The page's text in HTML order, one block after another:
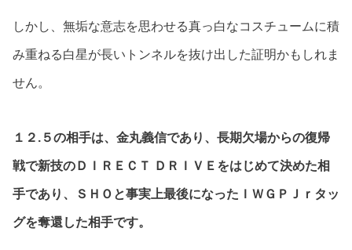
しかし、無垢な意志を思わせる真っ白なコスチュームに積
み重ねる白星が長いトンネルを抜け出した証明かもしれま
せん。
１２.５の相手は、金丸義信であり、長期欠場からの復帰
戦で新技のＤＩＲＥＣＴ ＤＲＩＶＥをはじめて決めた相
手であり、ＳＨＯと事実上最後になったＩＷＧＰＪｒタッ
グを奪還した相手です。